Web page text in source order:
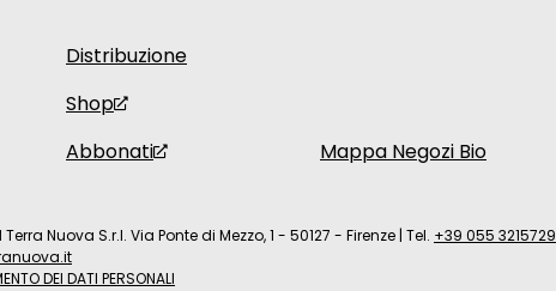
Distribuzione
Shop
Abbonati
Mappa Negozi Bio
Nuova S.r.l. Via Ponte di Mezzo, 1 - 50127 - Firenze | Tel. +39 055 3215729
DEI DATI PERSONALI